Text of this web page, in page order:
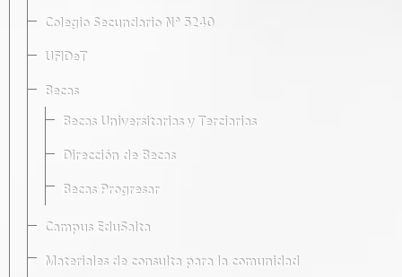
Colegio Secundario Nº 5240
UFIDeT
Becas
Becas Universitarias y Terciarias
Dirección de Becas
Becas Progresar
Campus EduSalta
Materiales de consulta para la comunidad